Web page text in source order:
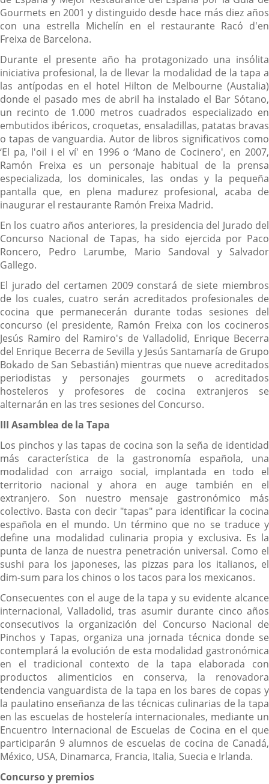
Gourmets en 2001 y distinguido desde hace más diez años
con una estrella Michelín en el restaurante Racó d'en
Freixa de Barcelona.
Durante el presente año ha protagonizado una insólita
iniciativa profesional, la de llevar la modalidad de la tapa a
las antípodas en el hotel Hilton de Melbourne (Austalia)
donde el pasado mes de abril ha instalado el Bar Sótano,
un recinto de 1.000 metros cuadrados especializado en
embutidos ibéricos, croquetas, ensaladillas, patatas bravas
o tapas de vanguardia. Autor de libros significativos como
‘El pa, l'oil i el ví' en 1996 o ‘Mano de Cocinero', en 2007,
Ramón Freixa es un personaje habitual de la prensa
especializada, los dominicales, las ondas y la pequeña
pantalla que, en plena madurez profesional, acaba de
inaugurar el restaurante Ramón Freixa Madrid.
En los cuatro años anteriores, la presidencia del Jurado del
Concurso Nacional de Tapas, ha sido ejercida por Paco
Roncero, Pedro Larumbe, Mario Sandoval y Salvador
Gallego.
El jurado del certamen 2009 constará de siete miembros
de los cuales, cuatro serán acreditados profesionales de
cocina que permanecerán durante todas sesiones del
concurso (el presidente, Ramón Freixa con los cocineros
Jesús Ramiro del Ramiro's de Valladolid, Enrique Becerra
del Enrique Becerra de Sevilla y Jesús Santamaría de Grupo
Bokado de San Sebastián) mientras que nueve acreditados
periodistas y personajes gourmets o acreditados
hosteleros y profesores de cocina extranjeros se
alternarán en las tres sesiones del Concurso.
III Asamblea de la Tapa
Los pinchos y las tapas de cocina son la seña de identidad
más característica de la gastronomía española, una
modalidad con arraigo social, implantada en todo el
territorio nacional y ahora en auge también en el
extranjero. Son nuestro mensaje gastronómico más
colectivo. Basta con decir "tapas" para identificar la cocina
española en el mundo. Un término que no se traduce y
define una modalidad culinaria propia y exclusiva. Es la
punta de lanza de nuestra penetración universal. Como el
sushi para los japoneses, las pizzas para los italianos, el
dim-sum para los chinos o los tacos para los mexicanos.
Consecuentes con el auge de la tapa y su evidente alcance
internacional, Valladolid, tras asumir durante cinco años
consecutivos la organización del Concurso Nacional de
Pinchos y Tapas, organiza una jornada técnica donde se
contemplará la evolución de esta modalidad gastronómica
en el tradicional contexto de la tapa elaborada con
productos alimenticios en conserva, la renovadora
tendencia vanguardista de la tapa en los bares de copas y
la paulatino enseñanza de las técnicas culinarias de la tapa
en las escuelas de hostelería internacionales, mediante un
Encuentro Internacional de Escuelas de Cocina en el que
participarán 9 alumnos de escuelas de cocina de Canadá,
México, USA, Dinamarca, Francia, Italia, Suecia e Irlanda.
Concurso y premios